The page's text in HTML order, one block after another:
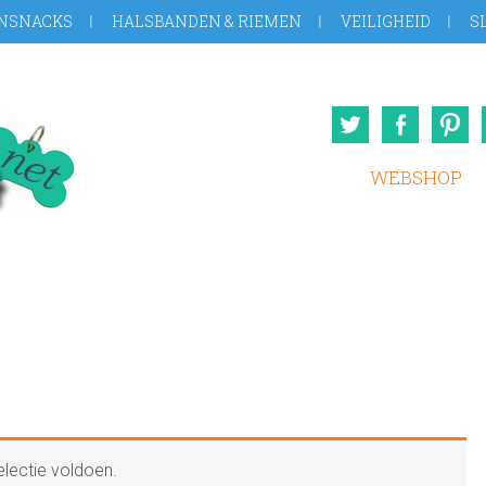
HALSBANDEN & RIEMEN VEILIGHEID
Twitter
WEBSHOP
voldoen.